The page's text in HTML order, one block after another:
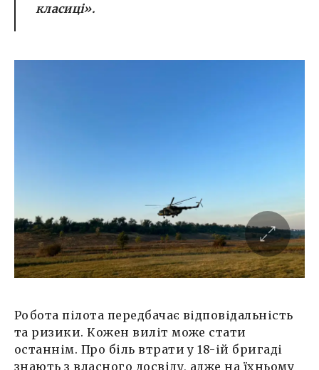
класиці».
Робота пілота передбачає відповідальність
та ризики. Кожен виліт може стати
останнім. Про біль втрати у 18-ій бригаді
знають з власного досвіду, адже на їхньому